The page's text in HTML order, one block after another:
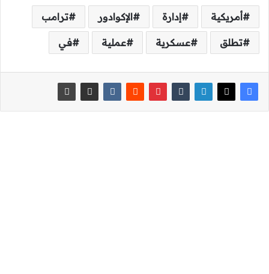
أمريكية إدارة الإكوادور ترامب
تطلق عسكرية عملية في